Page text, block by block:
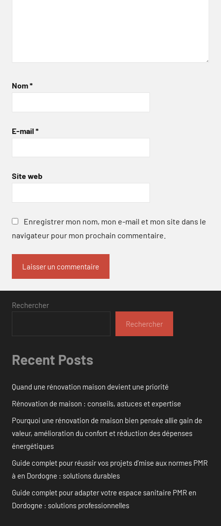
Nom*
E-mail *
Site web
Enregistrer mon nom, mon e-mail et mon site dans le
navigateur pour mon prochain commentaire.
Rechercher
Rechercher
Recent Posts
Quand une rénovation maison devient une priorité
Rénovation de maison : conseils, astuces et expertise
Pourquoi une rénovation de maison bien pensée allie gain de
valeur, amélioration du confort et réduction des dépenses
énergétiques
Guide complet pour réussir vos projets d’mise aux normes PMR
à en Dordogne : solutions durables
Guide complet pour adapter votre espace sanitaire PMR en
Dordogne : solutions professionnelles